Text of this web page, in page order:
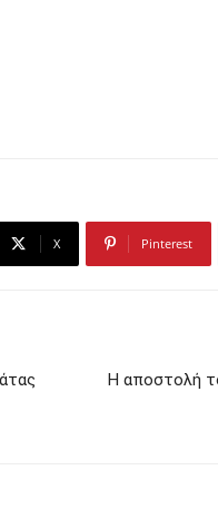
X Pinterest
Η αποστολή